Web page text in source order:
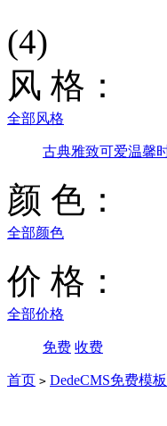
(4)
风 格：
全部风格
古典雅致可爱温馨
颜 色：
全部颜色
价 格：
全部价格
免费 收费
首页 > DedeCMS免费模板